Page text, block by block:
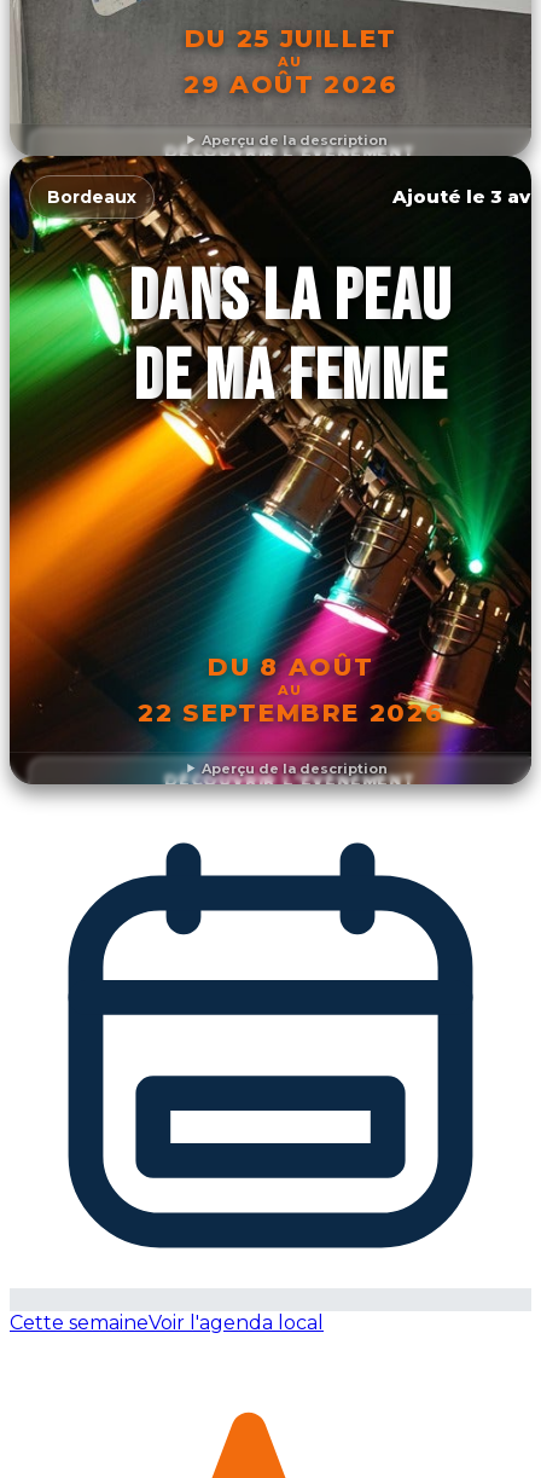
Aperçu de la description
DU 25 JUILLET
AU
29 AOÛT 2026
DÉCOUVRIR L'ÉVÉNEMENT
Aperçu de la description
Bordeaux Ajouté le 3
DANS LA PEAU
DE MA FEMME
DU 8 AOÛT
AU
22 SEPTEMBRE 2026
DÉCOUVRIR L'ÉVÉNEMENT
Cette semaineVoir l'agenda local